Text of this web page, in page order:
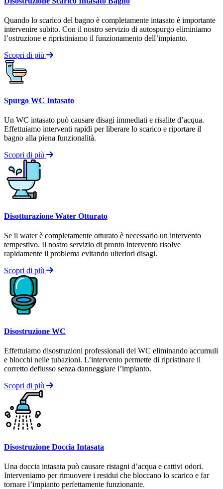
Quando lo scarico del bagno è completamente intasato è importante
intervenire subito. Con il nostro servizio di autospurgo eliminiamo
l’ostruzione e ripristiniamo il funzionamento dell’impianto.
Scopri di più
Spurgo WC Intasato
Un WC intasato può causare disagi immediati e risalite d’acqua.
Effettuiamo interventi rapidi per liberare lo scarico e riportare il
bagno alla piena funzionalità.
Scopri di più
Disotturazione Water Otturato
Se il water è completamente otturato è necessario un intervento
tempestivo. Il nostro servizio di pronto intervento risolve
rapidamente il problema evitando ulteriori disagi.
Scopri di più
Disostruzione WC
Effettuiamo disostruzioni professionali del WC eliminando accumuli
e blocchi nelle tubazioni. L’intervento permette di ripristinare il
corretto deflusso senza danneggiare l’impianto.
Scopri di più
Disostruzione Doccia Intasata
Una doccia intasata può causare ristagni d’acqua e cattivi odori.
Interveniamo per rimuovere i residui che bloccano lo scarico e far
tornare l’impianto perfettamente funzionante.